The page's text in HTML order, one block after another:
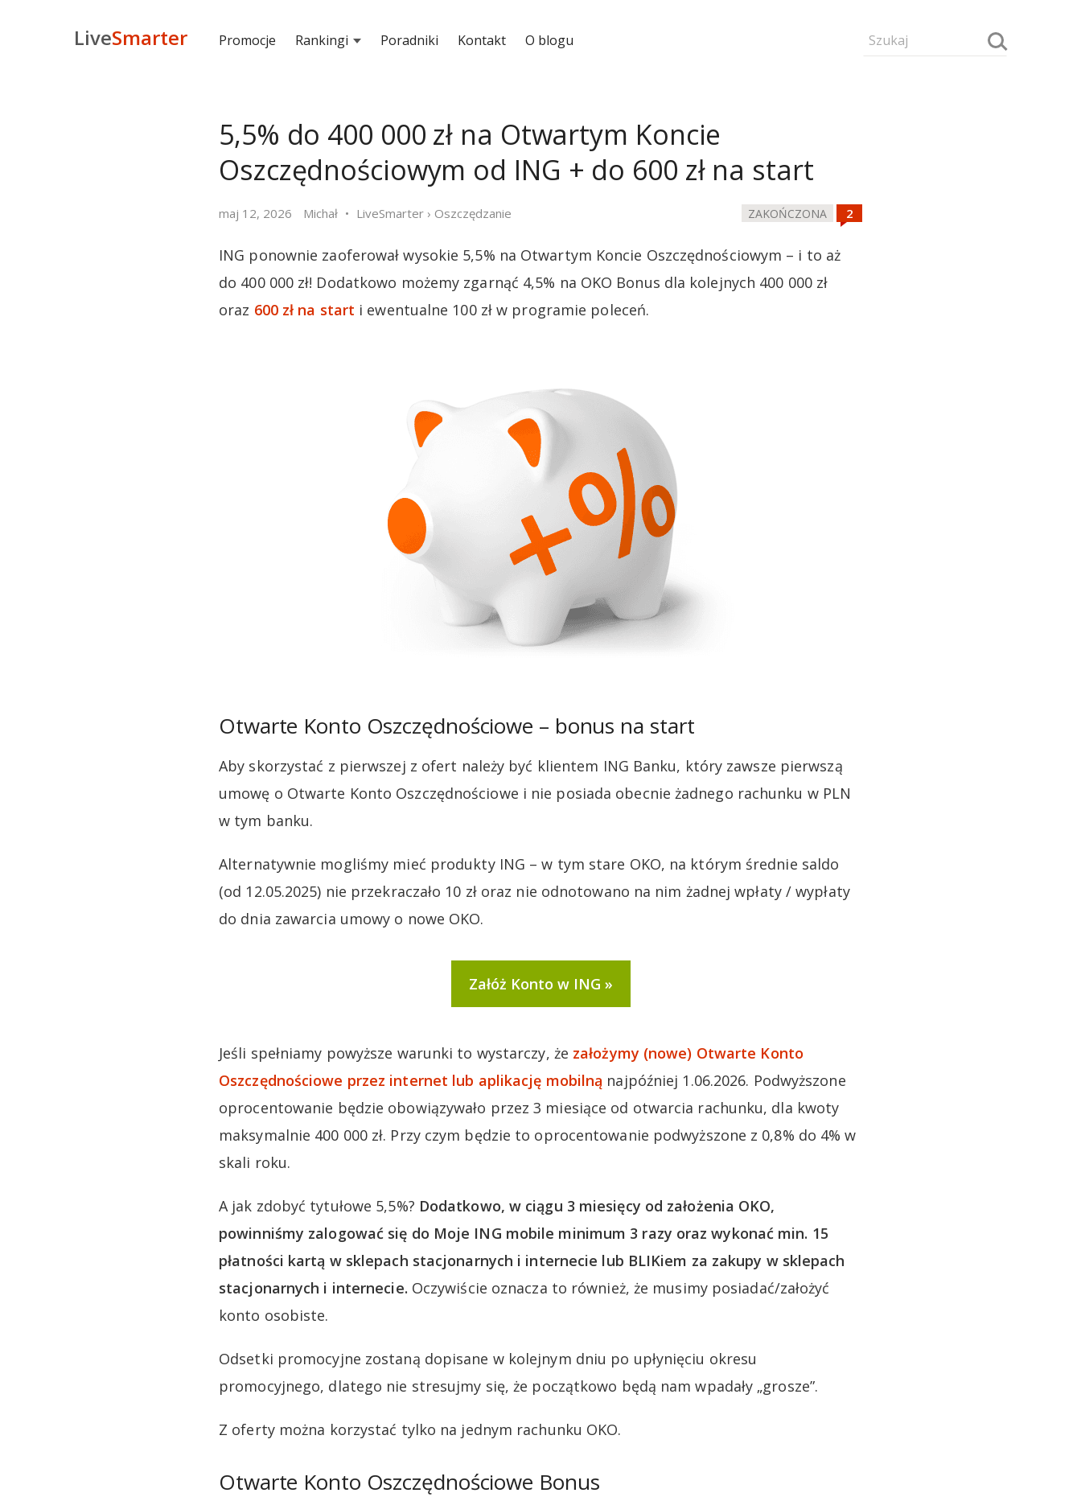
LiveSmarter Promocje Rankingi Poradniki Kontakt O blogu
5,5% do 400 000 zł na Otwartym Koncie
Oszczędnościowym od ING + do 600 zł na start
maj 12, 2026 Michał LiveSmarter › Oszczędzanie ZAKOŃCZONA
ING ponownie zaoferował wysokie 5,5% na Otwartym Koncie Oszczędnościowym – i to aż
do 400 000 zł! Dodatkowo możemy zgarnąć 4,5% na OKO Bonus dla kolejnych 400 000 zł
oraz 600 zł na start i ewentualne 100 zł w programie poleceń.
Otwarte Konto Oszczędnościowe – bonus na start
Aby skorzystać z pierwszej z ofert należy być klientem ING Banku, który zawsze pierwszą
umowę o Otwarte Konto Oszczędnościowe i nie posiada obecnie żadnego rachunku w PLN
w tym banku.
Alternatywnie mogliśmy mieć produkty ING – w tym stare OKO, na którym średnie saldo
(od 12.05.2025) nie przekraczało 10 zł oraz nie odnotowano na nim żadnej wpłaty / wypłaty
do dnia zawarcia umowy o nowe OKO.
Załóż Konto w ING
Jeśli spełniamy powyższe warunki to wystarczy, że założymy (nowe) Otwarte Konto
Oszczędnościowe przez internet lub aplikację mobilną najpóźniej 1.06.2026. Podwyższone
oprocentowanie będzie obowiązywało przez 3 miesiące od otwarcia rachunku, dla kwoty
maksymalnie 400 000 zł. Przy czym będzie to oprocentowanie podwyższone z 0,8% do 4% w
skali roku.
A jak zdobyć tytułowe 5,5%? Dodatkowo, w ciągu 3 miesięcy od założenia OKO,
powinniśmy zalogować się do Moje ING mobile minimum 3 razy oraz wykonać min. 15
płatności kartą w sklepach stacjonarnych i internecie lub BLIKiem za zakupy w sklepach
stacjonarnych i internecie. Oczywiście oznacza to również, że musimy posiadać/założyć
konto osobiste.
Odsetki promocyjne zostaną dopisane w kolejnym dniu po upłynięciu okresu
promocyjnego, dlatego nie stresujmy się, że początkowo będą nam wpadały „grosze”.
Z oferty można korzystać tylko na jednym rachunku OKO.
Otwarte Konto Oszczędnościowe Bonus